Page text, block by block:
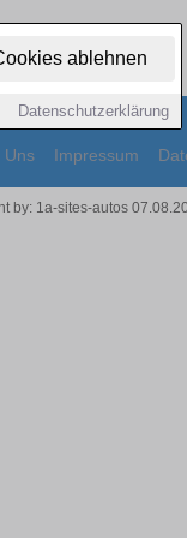
ablehnen
Datenschutzerklärung
Uns Impressum
by: 1a-sites-autos